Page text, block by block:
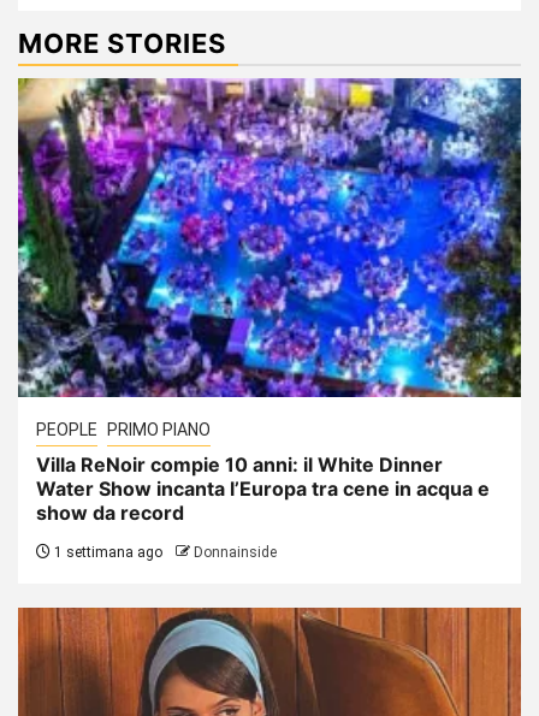
MORE STORIES
PEOPLE PRIMO PIANO
Villa ReNoir compie 10 anni: il White Dinner
Water Show incanta l’Europa tra cene in acqua e
show da record
1 settimana ago Donnainside